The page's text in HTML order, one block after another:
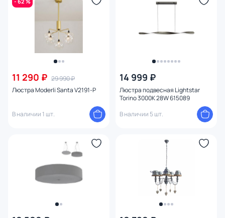
11 290 ₽ 29 990 ₽
Люстра Moderli Santa V2191-P
В наличии 1 шт.
14 999 ₽
Люстра подвесная Lightstar
Torino 3000K 28W 615089
В наличии 5 шт.
Материал
Цвет арматуры
Цвет плафона
Высота (мм)
Диаметр (мм)
Глубина (мм)
Глубина врезного отверстия